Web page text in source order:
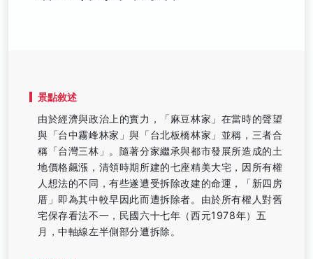
景點敘述
由於經濟與政治上的實力，「麻豆林家」在當時的聲望
與「台中霧峰林家」與「台北板橋林家」並稱，三者合
稱「台灣三林」。隨著分家繼承與都市發展所造成的土
地價格飆漲，清領時期所建的七座精美大宅，因所有權
人想法的不同，有些遂遭受拆除改建的命運，「新四房
厝」即為其中較早因此而遭拆除者。由於所有權人對舊
宅保存看法不一，民國六十七年（西元1978年）五
月，中軸線左半側部分遭拆除。